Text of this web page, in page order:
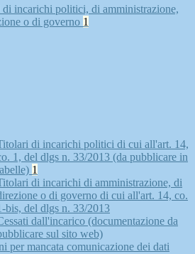
incarichi politici, di amministrazione,
o di governo 1
di incarichi politici di cui all'art. 14,
1, del dlgs n. 33/2013 (da pubblicare in
1
di incarichi di amministrazione, di
o di governo di cui all'art. 14, co.
bis, del dlgs n. 33/2013
dall'incarico (documentazione da
sul sito web)
per mancata comunicazione dei dati